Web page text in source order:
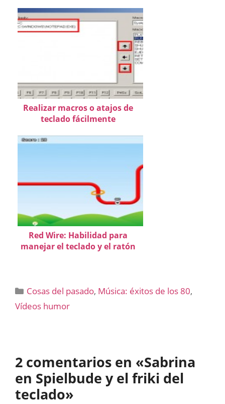
Realizar macros o atajos de
teclado fácilmente
Red Wire: Habilidad para
manejar el teclado y el ratón
Categorías
Cosas del pasado, Música: éxitos de los 80,
Vídeos humor
2 comentarios en «Sabrina
en Spielbude y el friki del
teclado»